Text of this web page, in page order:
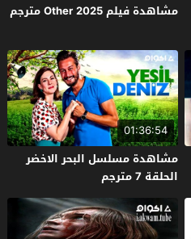
مشاهدة فيلم Other 2025 مترجم
01:36:54
مشاهدة مسلسل البحر الاخضر
الحلقة 7 مترجم